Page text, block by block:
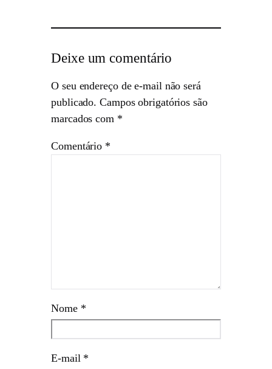
Deixe um comentário
O seu endereço de e-mail não será
publicado. Campos obrigatórios são
marcados com *
Comentário *
Nome *
E-mail *